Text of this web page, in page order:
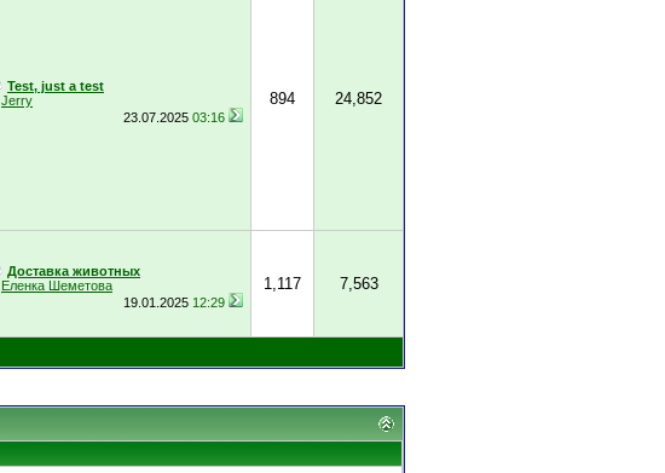
Test, just a test
Jerry
23.07.2025 03:16
894 24,852
Доставка животных
Еленка Шеметова
19.01.2025 12:29
1,117 7,563